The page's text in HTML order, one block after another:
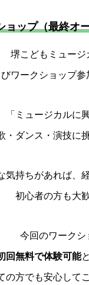
ョップ（最終オ
堺こどもミュージ
ワークショップ参
「ミュージカルに
・ダンス・演技に
気持ちがあれば、
初心者の方も大
今回のワークシ
回無料で体験可能
の方でも安心して